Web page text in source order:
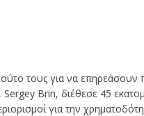
τους για να επηρεάσουν
Brin, διέθεσε 45
για την